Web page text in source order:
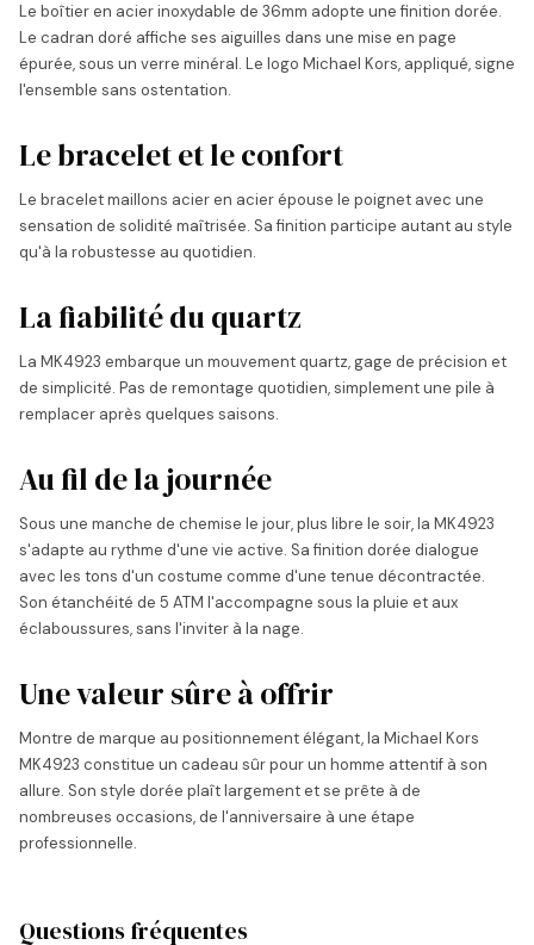
Le boîtier en acier inoxydable de 36mm adopte une finition dorée.
Le cadran doré affiche ses aiguilles dans une mise en page
épurée, sous un verre minéral. Le logo Michael Kors, appliqué, signe
l'ensemble sans ostentation.
Le bracelet et le confort
Le bracelet maillons acier en acier épouse le poignet avec une
sensation de solidité maîtrisée. Sa finition participe autant au style
qu'à la robustesse au quotidien.
La fiabilité du quartz
La MK4923 embarque un mouvement quartz, gage de précision et
de simplicité. Pas de remontage quotidien, simplement une pile à
remplacer après quelques saisons.
Au fil de la journée
Sous une manche de chemise le jour, plus libre le soir, la MK4923
s'adapte au rythme d'une vie active. Sa finition dorée dialogue
avec les tons d'un costume comme d'une tenue décontractée.
Son étanchéité de 5 ATM l'accompagne sous la pluie et aux
éclaboussures, sans l'inviter à la nage.
Une valeur sûre à offrir
Montre de marque au positionnement élégant, la Michael Kors
MK4923 constitue un cadeau sûr pour un homme attentif à son
allure. Son style dorée plaît largement et se prête à de
nombreuses occasions, de l'anniversaire à une étape
professionnelle.
Questions fréquentes